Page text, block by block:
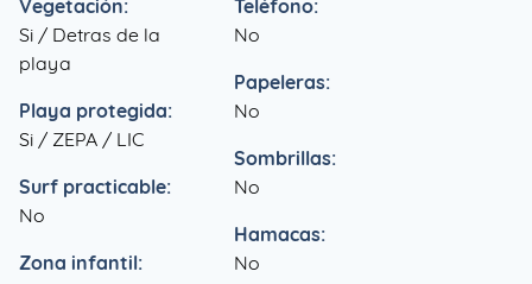
Vegetación:
Si / Detras de la
playa
Playa protegida:
Si / ZEPA / LIC
Surf practicable:
No
Zona infantil:
Teléfono:
No
Papeleras:
No
Sombrillas:
No
Hamacas:
No